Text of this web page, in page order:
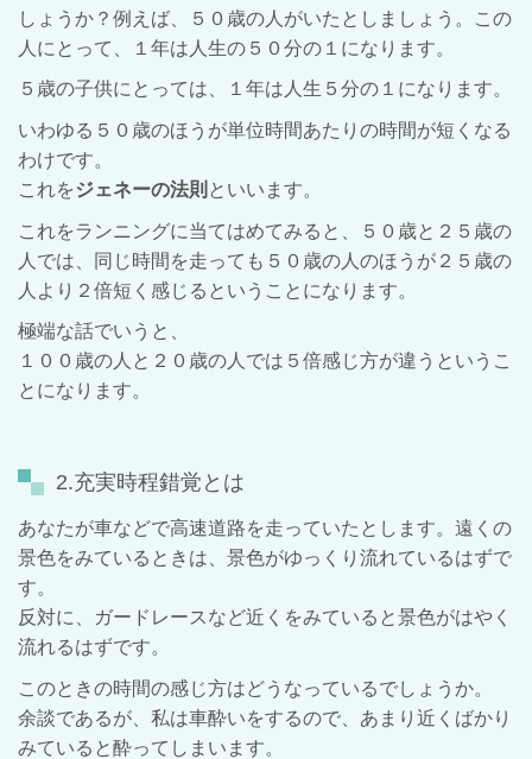
しょうか？ 例えば、５０歳の人がいたとしましょう。
この
人にとって、１年は人生の５０分の１になります。
５歳の子供にとっては、１年は人生５分の１になります。
いわゆる５０歳のほうが単位時間あたりの時間が短くなる
わけです。
これをジェネーの法則 といいます。
これをランニングに当てはめてみると、５０歳と２５歳の
人では、同じ時間を走っても５０歳の人のほうが２５歳の
人より２倍短く感じるということになります。
極端な話でいうと、
１００歳の人と２０歳の人では５倍感じ方が違うというこ
とになります。
2.充実時程錯覚とは
あなたが車などで高速道路を走っていたとします。遠くの
景色をみているときは、景色がゆっくり流れているはずで
す。
反対に、ガードレースなど近くをみていると景色がはやく
流れるはずです。
このときの時間の感じ方はどうなっているでしょうか。
余談であるが、私は車酔いをするので、あまり近くばかり
みていると酔ってしまいます。